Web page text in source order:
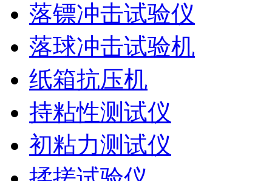
落镖冲击试验仪
落球冲击试验机
纸箱抗压机
持粘性测试仪
初粘力测试仪